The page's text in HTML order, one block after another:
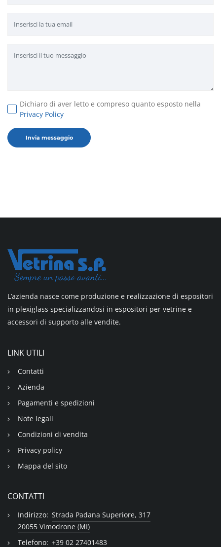
Dichiaro di aver letto e compreso quanto esposto nella
Privacy Policy
L’azienda nasce come produzione e realizzazione di espositori
in plexiglass specializzandosi in espositori per vetrine e
accessori di supporto alle vendite.
LINK UTILI
Contatti
Azienda
Pagamenti e spedizioni
Note legali
Condizioni di vendita
Privacy policy
Mappa del sito
CONTATTI
Indirizzo: Strada Padana Superiore, 317
20055 Vimodrone (MI)
Telefono: +39 02 27401483